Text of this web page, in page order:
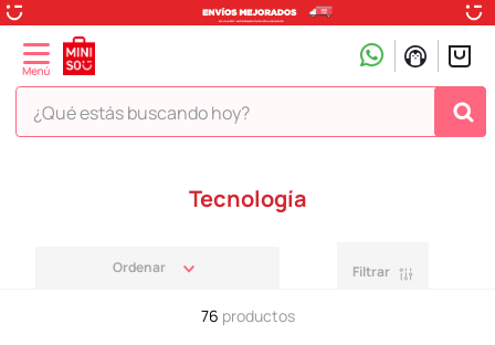
¿Qué estás buscando hoy?
Tecnología
Filtrar
76 productos